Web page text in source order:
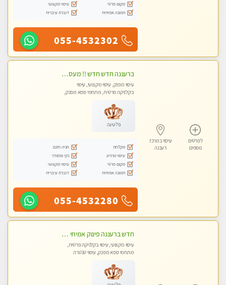
מקום פרטי
עיסוי מקצועי
תמונה אמיתית
דוברת עיברית
055-4532302
לפרטים
נוספים
עיסוי במרכז
רעננה
ברעננה חדש חדש !! מעסה מקצועית צעירה ואיכותית פרטי!!!
עיסוי מפנק, עיסוי מקצועי, עיסוי
בקלניקה פרטית, מתחמי ספא מפנק,
פלטינה
מקלחת
חניה חינם
עיסוי מרגיע
נקי ומסודר
מקום פרטי
עיסוי מקצועי
תמונה אמיתית
דוברת עיברית
055-4532280
חדש ברעננה פינוק אמיתי ומרגיע באווירה רומנטית
עיסוי מקצועי, עיסוי בקלניקה פרטית,
מתחמי ספא מפנק, עיסוי טנטרה